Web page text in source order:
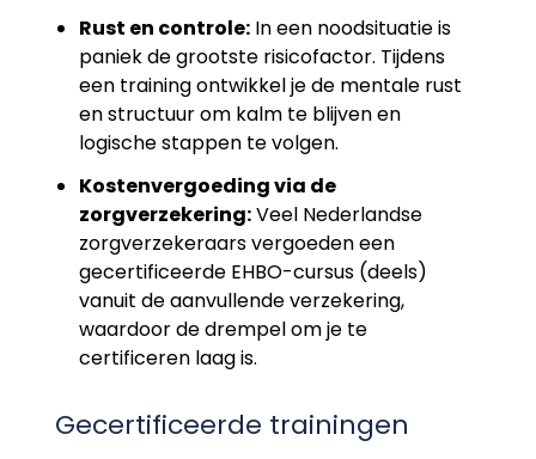
Rust en controle: In een noodsituatie is
paniek de grootste risicofactor. Tijdens
een training ontwikkel je de mentale rust
en structuur om kalm te blijven en
logische stappen te volgen.
Kostenvergoeding via de
zorgverzekering:Veel Nederlandse
zorgverzekeraars vergoeden een
gecertificeerde EHBO-cursus (deels)
vanuit de aanvullende verzekering,
waardoor de drempel om je te
certificeren laag is.
Gecertificeerde trainingen